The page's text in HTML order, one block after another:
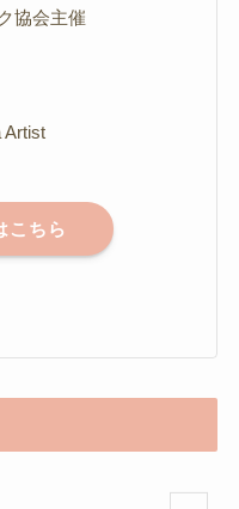
協会主催
Artist
こちら